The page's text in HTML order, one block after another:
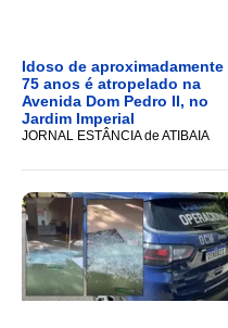
Idoso de aproximadamente
75 anos é atropelado na
Avenida Dom Pedro II, no
Jardim Imperial
JORNAL ESTÂNCIA de ATIBAIA